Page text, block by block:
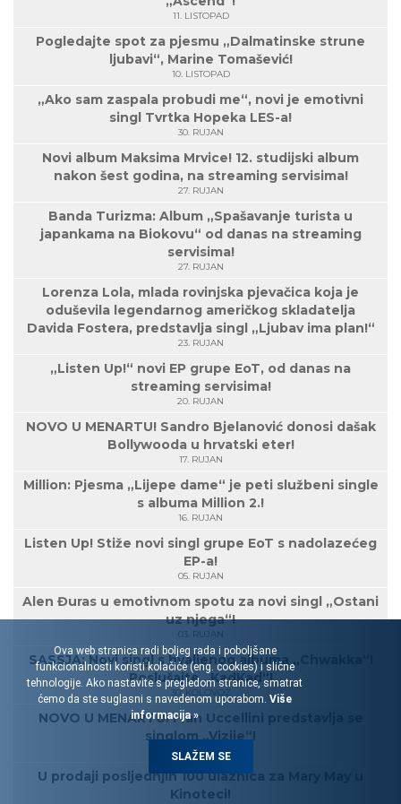
11. LISTOPAD
Pogledajte spot za pjesmu „Dalmatinske strune
ljubavi“, Marine Tomašević!
10. LISTOPAD
„Ako sam zaspala probudi me“, novi je emotivni
singl Tvrtka Hopeka LES-a!
30. RUJAN
Novi album Maksima Mrvice! 12. studijski album
nakon šest godina, na streaming servisima!
27. RUJAN
Banda Turizma: Album „Spašavanje turista u
japankama na Biokovu“ od danas na streaming
servisima!
27. RUJAN
Lorenza Lola, mlada rovinjska pjevačica koja je
oduševila legendarnog američkog skladatelja
Davida Fostera, predstavlja singl „Ljubav ima plan!“
23. RUJAN
„Listen Up!“ novi EP grupe EoT, od danas na
streaming servisima!
20. RUJAN
NOVO U MENARTU! Sandro Bjelanović donosi dašak
Bollywooda u hrvatski eter!
17. RUJAN
Million: Pjesma „Lijepe dame“ je peti službeni single
s albuma Million 2.!
16. RUJAN
Listen Up! Stiže novi singl grupe EoT s nadolazećeg
EP-a!
05. RUJAN
Alen Đuras u emotivnom spotu za novi singl „Ostani
uz njega“!
03. RUJAN
SASSJA: Novi singl s hvaljenog albuma „Chwakka“!
Poslušajte „KadKad“!
30. KOLOVOZ
NOVO U MENARTU! Fran Uccellini predstavlja se
singlom „Vizije“!
23. KOLOVOZ
U prodaji posljednjih 100 ulaznica za Mary May u
Kinoteci!
Ova web stranica radi boljeg rada i poboljšane
funkcionalnosti koristi kolačiće (eng. cookies) i slične
tehnologije. Ako nastavite s pregledom stranice, smatrat
ćemo da ste suglasni s navedenom uporabom. Više
informacija »
SLAŽEM SE